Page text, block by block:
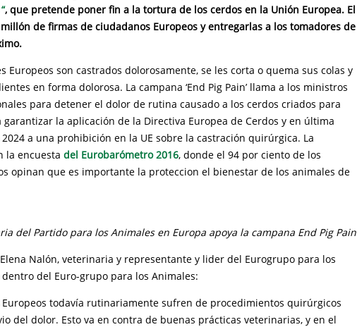
, que pretende poner fin a la tortura de los cerdos en la Unión Europea. El
de firmas de ciudadanos Europeos y entregarlas a los tomadores de
Europeos son castrados dolorosamente, se les corta o quema sus colas y
en forma dolorosa. La campana ‘End Pig Pain’ llama a los ministros
para detener el dolor de rutina causado a los cerdos criados para
garantizar la aplicación de la Directiva Europea de Cerdos y en última
a una prohibición en la UE sobre la castración quirúrgica. La
la encuesta del Eurobarómetro 2016, donde el 94 por ciento de los
opinan que es importante la proteccion el bienestar de los animales de
del Partido para los Animales en Europa apoya la campana End Pig Pain
Nalón, veterinaria y representante y lider del Eurogrupo para los
del Euro-grupo para los Animales:
Europeos todavía rutinariamente sufren de procedimientos quirúrgicos
del dolor. Esto va en contra de buenas prácticas veterinarias, y en el